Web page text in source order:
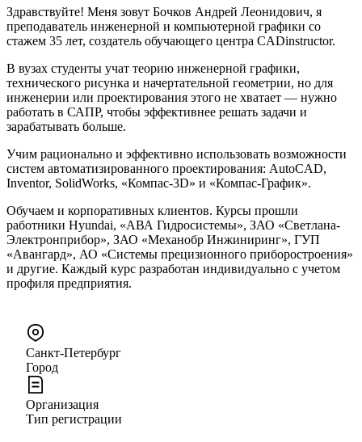
Здравствуйте! Меня зовут Бочков Андрей Леонидович, я
преподаватель инженерной и компьютерной графики со
стажем 35 лет, создатель обучающего центра CADinstructor.
В вузах студенты учат теорию инженерной графики,
технического рисунка и начертательной геометрии, но для
инженерии или проектирования этого не хватает — нужно
работать в САПР, чтобы эффективнее решать задачи и
зарабатывать больше.
Учим рационально и эффективно использовать возможности
систем автоматизированного проектирования: AutoCAD,
Inventor, SolidWorks, «Компас-3D» и «Компас-График».
Обучаем и корпоративных клиентов. Курсы прошли
работники Hyundai, «АВА Гидросистемы», ЗАО «Светлана-
Электронприбор», ЗАО «Механобр Инжиниринг», ГУП
«Авангард», АО «Системы прецизионного приборостроения»
и другие. Каждый курс разработан индивидуально с учетом
профиля предприятия.
Санкт-Петербург
Город
Организация
Тип регистрации